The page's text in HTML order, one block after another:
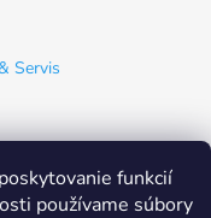
funkcií
používame súbory
Servis